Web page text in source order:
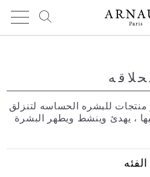
منتجات للبشره الحساسه لتنزلق
، يهدئ وينشط ويطهر البشرة
الفئه